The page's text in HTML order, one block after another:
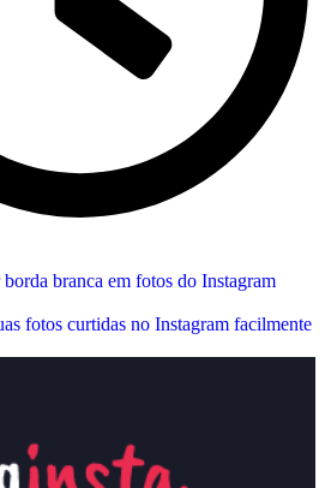
branca em fotos do Instagram
fotos curtidas no Instagram facilmente